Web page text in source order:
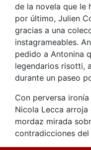
de la novela que le
por último, Julien
gracias a una
instagrameables.
pedido a Antonina
legendarios risotti,
durante un paseo
Con perversa
Nicola Lecca
mordaz mirada
contradicciones